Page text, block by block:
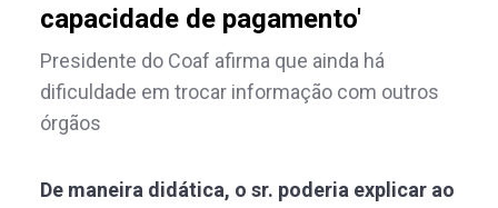
capacidade de pagamento'
Presidente do Coaf afirma que ainda há
dificuldade em trocar informação com outros
órgãos
De maneira didática, o sr. poderia explicar ao